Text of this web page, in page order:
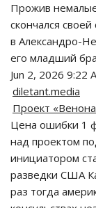
Прожив
скончался
в Александро-
его младший
Jun 2, 2026 9:22
diletant.media
Проект
Цена ошибки 1
над проектом
инициатором
разведки США
раз тогда